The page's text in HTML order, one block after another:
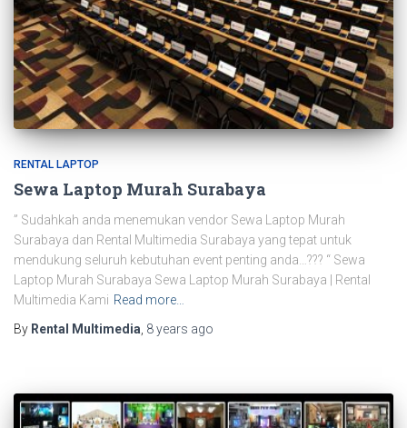
RENTAL LAPTOP
Sewa Laptop Murah Surabaya
” Sudahkah anda menemukan vendor Sewa Laptop Murah
Surabaya dan Rental Multimedia Surabaya yang tepat untuk
mendukung seluruh kebutuhan event penting anda…??? “ Sewa
Laptop Murah Surabaya Sewa Laptop Murah Surabaya | Rental
Multimedia Kami Read more…
By Rental Multimedia, 8 years ago